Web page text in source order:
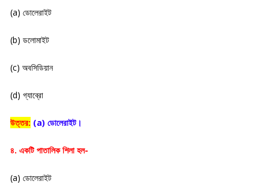
(a) ডোলেরাইট
(b) ডলোমাইট
(c) অবসিডিয়ান
(d) গ্যাব্রো
উত্তর: (a) ডোলেরাইট।
৪. একটি পাতালিক শিলা হল-
(a) ডোলেরাইট